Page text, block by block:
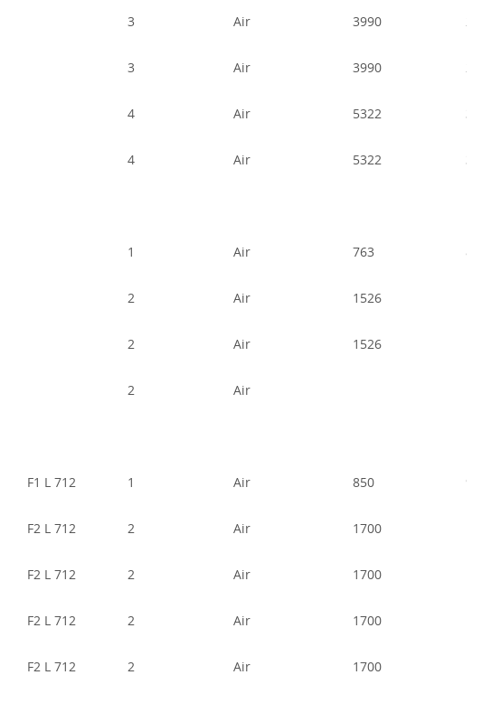
3 Air 3990 2600
3 Air 3990 2600
4 Air 5322 3050
4 Air 5322 3040
1 Air 763 830
2 Air 1526
2 Air 1526
2 Air
F1 L 712 1 Air 850 920
F2 L 712 2 Air 1700
F2 L 712 2 Air 1700
F2 L 712 2 Air 1700
F2 L 712 2 Air 1700